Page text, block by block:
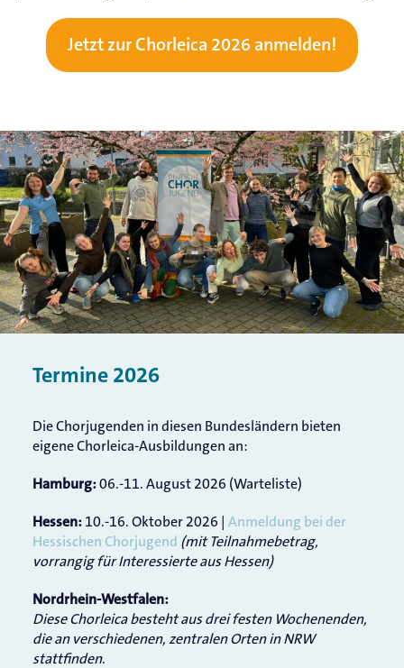
Jetzt zur Chorleica 2026 anmelden!
Termine 2026
Die Chorjugenden in diesen Bundesländern bieten
eigene Chorleica-Ausbildungen an:
Hamburg:06.-11. August 2026 (Warteliste)
Hessen:10.-16. Oktober 2026 | Anmeldung bei der
Hessischen Chorjugend (mit Teilnahmebetrag,
vorrangig für Interessierte aus Hessen)
Nordrhein-Westfalen:
Diese Chorleica besteht aus drei festen Wochenenden,
die an verschiedenen, zentralen Orten in NRW
stattfinden.